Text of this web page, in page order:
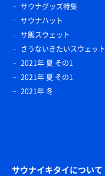
サウナグッズ特集
サウナハット
サ飯スウェット
さうないきたいスウェット
2021年 夏 その1
2021年 夏 その1
2021年 冬
サウナイキタイについて